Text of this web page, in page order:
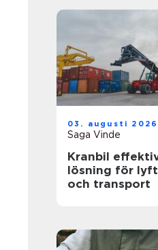
03. augusti 2026
Saga Vinde
Kranbil effektiv
lösning för lyft
och transport